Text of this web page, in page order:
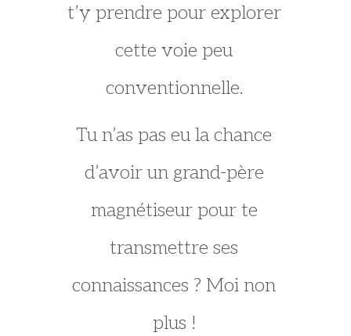
t’y prendre pour explorer
cette voie peu
conventionnelle.
Tu n’as pas eu la chance
d’avoir un grand-père
magnétiseur pour te
transmettre ses
connaissances ? Moi non
plus !